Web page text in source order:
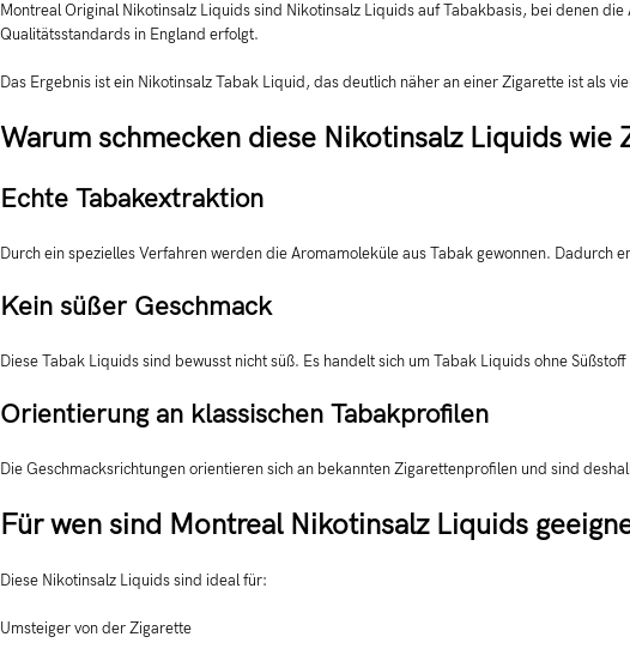
Montreal Original Nikotinsalz Liquids sind Nikotinsalz Liquids auf Tabakbasis, bei denen
Qualitätsstandards in England erfolgt.
Das Ergebnis ist ein Nikotinsalz Tabak Liquid, das deutlich näher an einer Zigarette ist als
Warum schmecken diese Nikotinsalz Liquids wie
Echte Tabakextraktion
Durch ein spezielles Verfahren werden die Aromamoleküle aus Tabak gewonnen. Dadurch
Kein süßer Geschmack
Diese Tabak Liquids sind bewusst nicht süß. Es handelt sich um Tabak Liquids ohne
Orientierung an klassischen Tabakprofilen
Die Geschmacksrichtungen orientieren sich an bekannten Zigarettenprofilen und sind
Für wen sind Montreal Nikotinsalz Liquids
Diese Nikotinsalz Liquids sind ideal für:
Umsteiger von der Zigarette